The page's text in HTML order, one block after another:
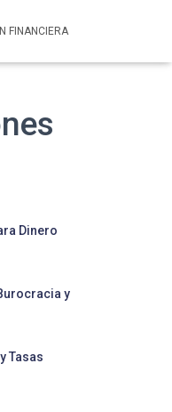
FINANCIERA
Dinero
y
Tasas